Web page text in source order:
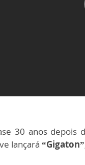
30 anos depois
lançará